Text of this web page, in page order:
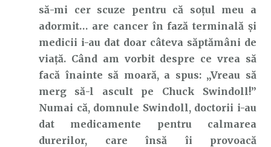
să-mi cer scuze pentru că soțul meu a
adormit… are cancer în fază terminală și
medicii i-au dat doar câteva săptămâni de
viață. Când am vorbit despre ce vrea să
facă înainte să moară, a spus: „Vreau să
merg să-l ascult pe Chuck Swindoll!”
Numai că, domnule Swindoll, doctorii i-au
dat medicamente pentru calmarea
durerilor, care însă îi provoacă